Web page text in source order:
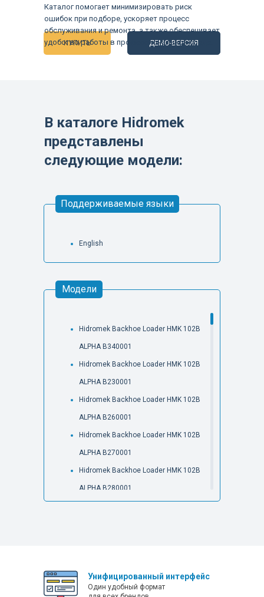
КУПИТЬ ДЕМО-ВЕРСИЯ
Каталог помогает минимизировать риск
ошибок при подборе, ускоряет процесс
обслуживания и ремонта, а также обеспечивает
удобство работы в профессиональной среде.
В каталоге Hidromek
представлены
следующие модели:
English
Hidromek Backhoe Loader HMK 102B
ALPHA B340001
Hidromek Backhoe Loader HMK 102B
ALPHA B230001
Hidromek Backhoe Loader HMK 102B
ALPHA B260001
Hidromek Backhoe Loader HMK 102B
ALPHA B270001
Hidromek Backhoe Loader HMK 102B
ALPHA B280001
Hidromek Backhoe Loader HMK 102B
ALPHA B510001
Модели
Поддерживаемые языки
Унифицированный интерфейс
Один удобный формат